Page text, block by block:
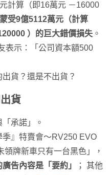
計算（即16萬元 －16000
受9億5112萬元（計算
）的巨大錯價損失 。
表示：「公司資本額500
貨？還是不出貨？
貨
承諾」。
』特賣會～RV250 EVO
牌新車只有一台黑色」，
告內容是「要約」
； 其他